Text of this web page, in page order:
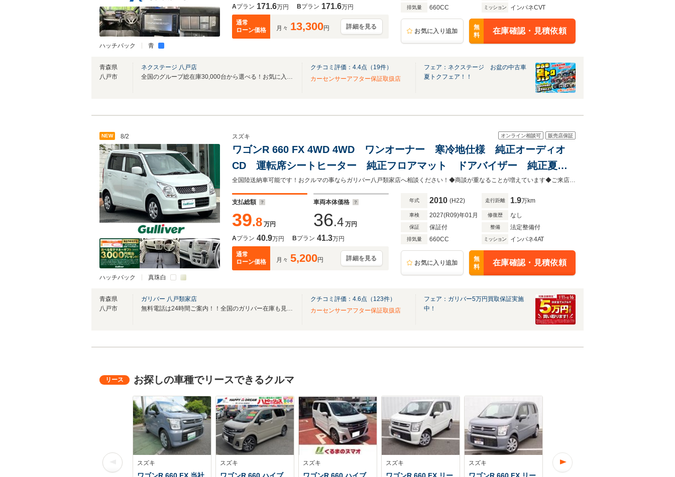
ハッチバック 青
Aプラン 171.6万円 Bプラン 171.6万円
通常
ローン価格
月々 13,300円 詳細を見る
排気量 660CC ミッション インパネCVT
お気に入り追加
無
料
在庫確認・見積依頼
青森県
八戸市
ネクステージ 八戸店
全国のグループ総在庫30,000台から選べる！お気に入りの愛車がきっと見つかります！
クチコミ評価： 4.4点（ 19件）
カーセンサーアフター保証取扱店
フェア：ネクステージ お盆の中古車
夏トクフェア！！
NEW 8/2
ハッチバック 真珠白
オンライン相談可 販売店保証
スズキ
ワゴンR 660 FX 4WD 4WD ワンオーナー 寒冷地仕様 純正オーディオ
CD 運転席シートヒーター 純正フロアマット ドアバイザー 純正夏タ
イヤスチールホイール 冬タイヤスチールホイール積込 取扱説明書 保証
書 スペアキー
全国陸送納車可能です！おクルマの事ならガリバー八戸類家店へ相談ください！◆商談が重なることが増えています◆ご来店の際は在庫の有無をご確認ください
支払総額
39.8 万円
車両本体価格
36.4 万円
Aプラン 40.9万円 Bプラン 41.3万円
通常
ローン価格
月々 5,200円 詳細を見る
年式 2010 (H22) 走行距離 1.9万km
車検 2027(R09)年01月 修復歴 なし
保証 保証付 整備 法定整備付
排気量 660CC ミッション インパネ4AT
お気に入り追加
無
料
在庫確認・見積依頼
青森県
八戸市
ガリバー 八戸類家店
無料電話は24時間ご案内！！全国のガリバー在庫も見たい方は一括照会が可能です！
クチコミ評価： 4.6点（ 123件）
カーセンサーアフター保証取扱店
フェア：ガリバー5万円買取保証実施
中！
お探しの車種でリースできるクルマ
スズキ
ワゴンR 660 FX 当社
スズキ
ワゴンR 660 ハイブ
スズキ
ワゴンR 660 ハイブ
スズキ
ワゴンR 660 FX リー
スズキ
ワゴンR 660 FX リー
スズキ